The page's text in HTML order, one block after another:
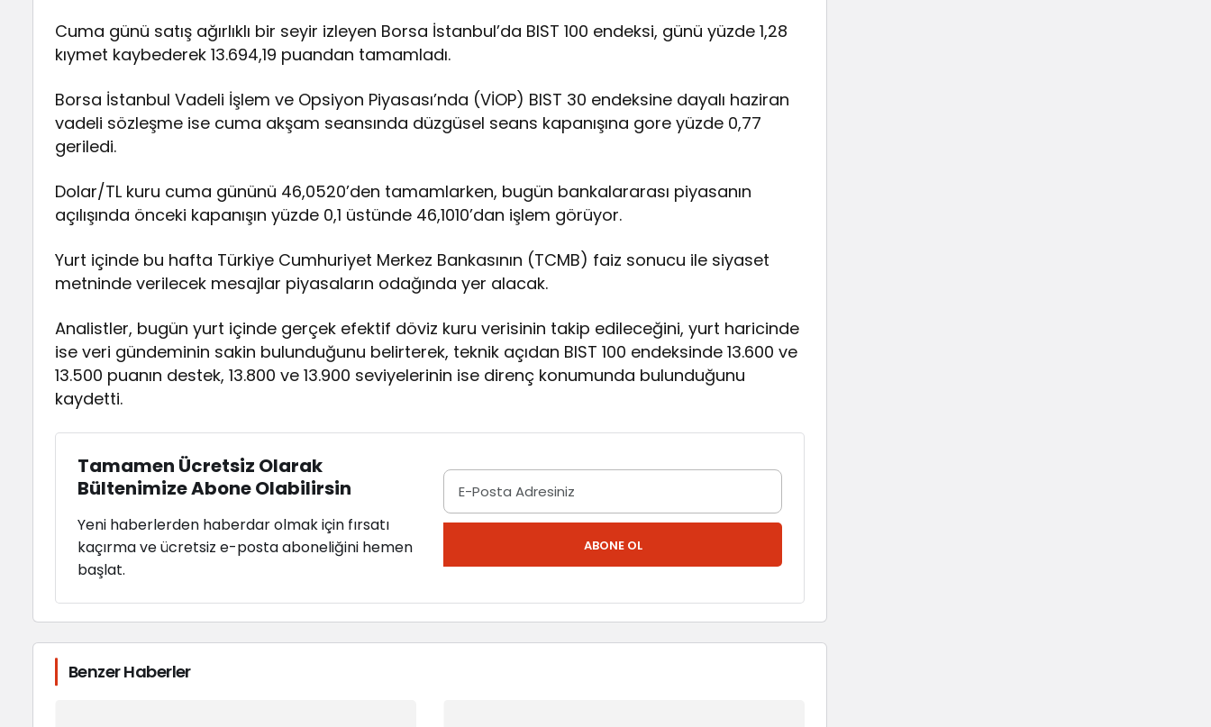
Cuma günü satış ağırlıklı bir seyir izleyen Borsa İstanbul’da BIST 100 endeksi, günü yüzde 1,28
kıymet kaybederek 13.694,19 puandan tamamladı.
Borsa İstanbul Vadeli İşlem ve Opsiyon Piyasası’nda (VİOP) BIST 30 endeksine dayalı haziran
vadeli sözleşme ise cuma akşam seansında düzgüsel seans kapanışına gore yüzde 0,77
geriledi.
Dolar/TL kuru cuma gününü 46,0520’den tamamlarken, bugün bankalararası piyasanın
açılışında önceki kapanışın yüzde 0,1 üstünde 46,1010’dan işlem görüyor.
Yurt içinde bu hafta Türkiye Cumhuriyet Merkez Bankasının (TCMB) faiz sonucu ile siyaset
metninde verilecek mesajlar piyasaların odağında yer alacak.
Analistler, bugün yurt içinde gerçek efektif döviz kuru verisinin takip edileceğini, yurt haricinde
ise veri gündeminin sakin bulunduğunu belirterek, teknik açıdan BIST 100 endeksinde 13.600 ve
13.500 puanın destek, 13.800 ve 13.900 seviyelerinin ise direnç konumunda bulunduğunu
kaydetti.
Tamamen Ücretsiz Olarak
Bültenimize Abone Olabilirsin
Yeni haberlerden haberdar olmak için fırsatı
kaçırma ve ücretsiz e-posta aboneliğini hemen
başlat.
ABONE OL
Benzer Haberler